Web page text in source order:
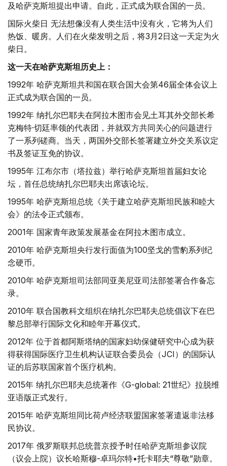
及哈萨克斯坦提出申请。自此，正式成为联合国的一员。
国际火柴日 无法想像没有人类生活中没有火，它将为人们
热饭、暖房。人们在火柴发明之后，将3月2日这一天定为火
柴日。
这一天在哈萨克斯坦历史上：
1992年 哈萨克斯坦共和国在联合国大会第46届全体会议上
正式成为联合国的一员。
1992年 纳扎尔巴耶夫在阿拉木图市会见土耳其外交部长希
克梅特·切廷率领的代表团，并就双方共同关心的问题进行
了一系列磋商。当天，两国外交部长签署建立外交关系议定
书及签证互免的协议。
1995年 江布尔市（塔拉兹）举行哈萨克斯坦首届妇女论
坛，首任总统纳扎尔巴耶夫出席该论坛。
1995年 哈萨克斯坦总统《关于建立哈萨克斯坦民族和睦大
会》的法令正式颁布。
2001年 国家青年政策发展基金在阿拉木图市成立。
2010年 哈萨克斯坦央行发行面值为100坚戈的雪豹系列纪
念硬币。
2010年 哈萨克斯坦司法部同亚美尼亚司法部签署合作备忘
录。
2010年 联合国教科文组织在纳扎尔巴耶夫总统倡议下在巴
黎总部举行国际文化和睦年开幕仪式。
2012年 位于首都阿斯塔纳的国家妇幼保健研究中心成为获
得获得国际医疗卫生机构认证联合委员会（JCI）的国际认
证的后苏联国家首个医疗机构。
2015年 纳扎尔巴耶夫总统著作《G-global: 21世纪》拉脱维
亚语版正式发行。
2015年 哈萨克斯坦同比荷卢经济联盟国家签署遣返非法移
民协议。
2017年 俄罗斯联邦总统普京授予时任哈萨克斯坦参议院
（议会上院）议长哈斯穆-卓玛尔特•托卡耶夫“尊敬”勋章。